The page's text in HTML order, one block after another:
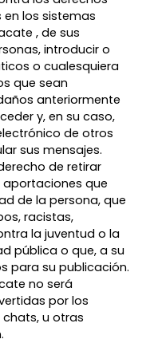
los sistemas
, de sus
introducir o
o cualesquiera
que sean
anteriormente
y, en su caso,
de otros
sus mensajes.
de retirar
que
de la persona, que
racistas,
la juventud o la
pública o que, a su
para su publicación.
no será
por los
u otras